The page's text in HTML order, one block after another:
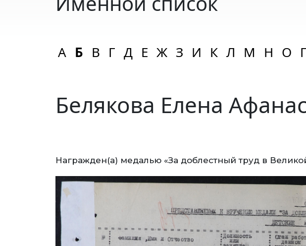
А Б В Г Д Е Ж З И К Л М Н О
Белякова Елена
Награжден(а) медалью «За доблестный труд в